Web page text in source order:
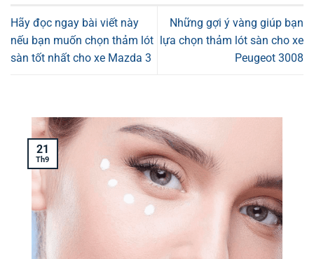
Hãy đọc ngay bài viết này
nếu bạn muốn chọn thảm lót
sàn tốt nhất cho xe Mazda 3
Những gợi ý vàng giúp bạn
lựa chọn thảm lót sàn cho xe
Peugeot 3008
21
Th9